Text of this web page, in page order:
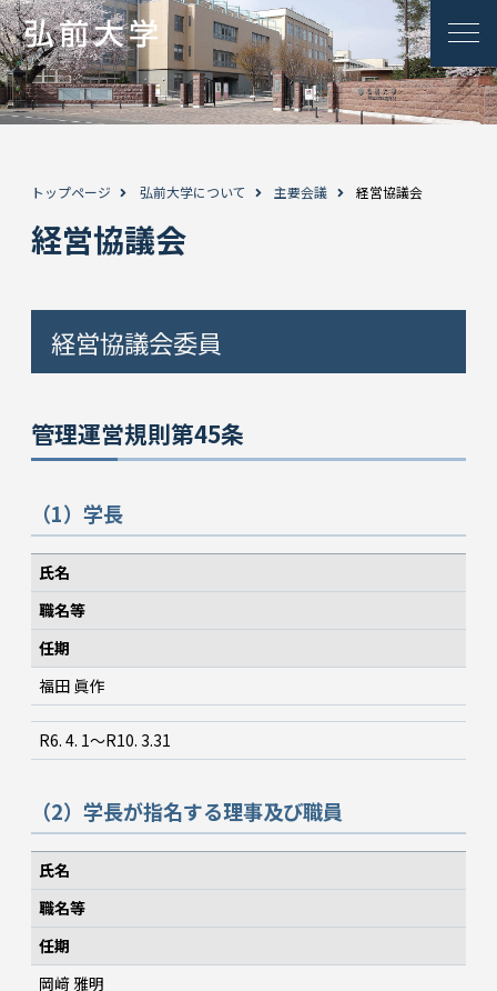
トップページ 弘前大学について 主要会議 経営協議会
経営協議会
経営協議会委員
管理運営規則第45条
（1）学長
氏名
職名等
任期
福田 眞作
R6. 4. 1～R10. 3.31
（2）学長が指名する理事及び職員
氏名
職名等
任期
岡﨑 雅明